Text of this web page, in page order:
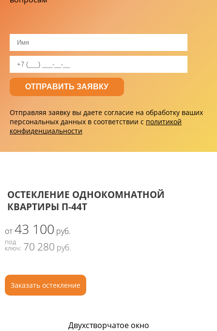
Отправляя заявку вы даете согласие на обработку ваших
персональных данных в соответствии с политикой
конфиденциальности
ОСТЕКЛЕНИЕ ОДНОКОМНАТНОЙ
КВАРТИРЫ П-44Т
от43 100 руб.
под
ключ: 70 280 руб.
Заказать остекление
Двухстворчатое окно